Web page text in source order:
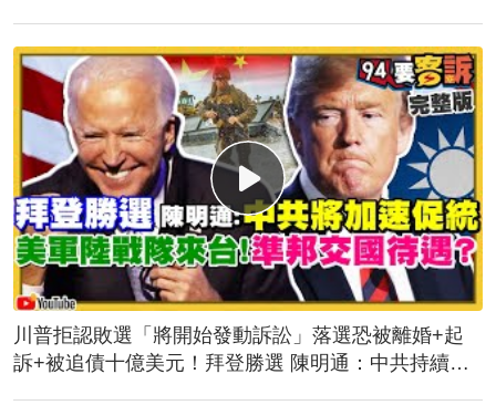
川普拒認敗選「將開始發動訴訟」落選恐被離婚+起
訴+被追債十億美元！拜登勝選 陳明通：中共持續對